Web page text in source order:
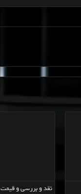
فنی
نقد و بررسی و قیمت ب ...